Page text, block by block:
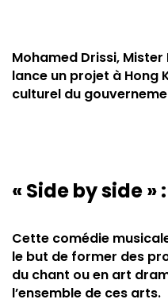
Mohamed Drissi,
lance un projet à Hong
culturel du
« Side by side » :
Cette comédie
le but de former des
du chant ou en art
l’ensemble de ces arts.